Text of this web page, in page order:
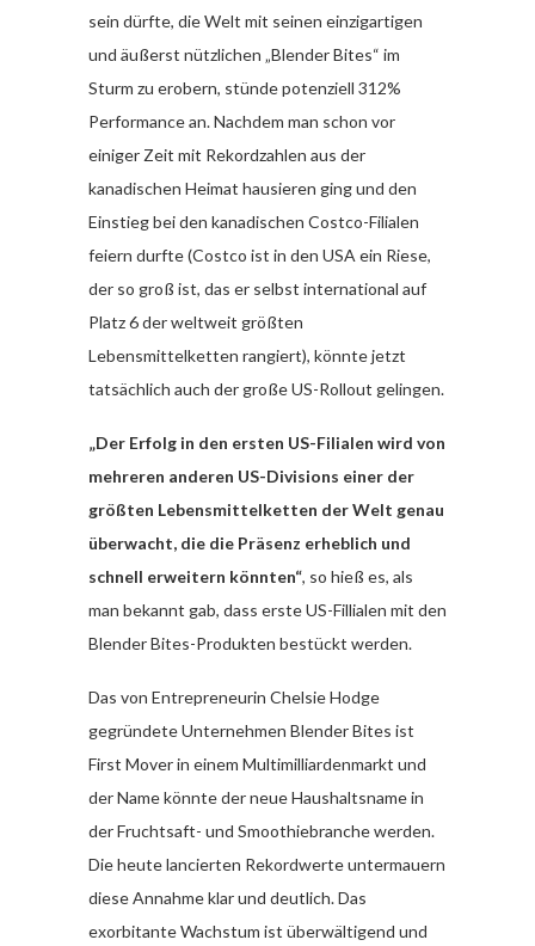
sein dürfte, die Welt mit seinen einzigartigen
und äußerst nützlichen „Blender Bites“ im
Sturm zu erobern, stünde potenziell 312%
Performance an. Nachdem man schon vor
einiger Zeit mit Rekordzahlen aus der
kanadischen Heimat hausieren ging und den
Einstieg bei den kanadischen Costco-Filialen
feiern durfte (Costco ist in den USA ein Riese,
der so groß ist, das er selbst international auf
Platz 6 der weltweit größten
Lebensmittelketten rangiert), könnte jetzt
tatsächlich auch der große US-Rollout gelingen.
„Der Erfolg in den ersten US-Filialen wird von
mehreren anderen US-Divisions einer der
größten Lebensmittelketten der Welt genau
überwacht, die die Präsenz erheblich und
schnell erweitern könnten“, so hieß es, als
man bekannt gab, dass erste US-Fillialen mit den
Blender Bites-Produkten bestückt werden.
Das von Entrepreneurin Chelsie Hodge
gegründete Unternehmen Blender Bites ist
First Mover in einem Multimilliardenmarkt und
der Name könnte der neue Haushaltsname in
der Fruchtsaft- und Smoothiebranche werden.
Die heute lancierten Rekordwerte untermauern
diese Annahme klar und deutlich. Das
exorbitante Wachstum ist überwältigend und